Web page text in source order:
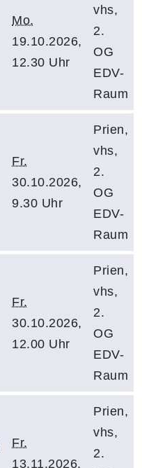
Mo.
19.10.2026,
12.30 Uhr
vhs,
2.
OG
EDV-
Raum
Fr.
30.10.2026,
9.30 Uhr
Prien,
vhs,
2.
OG
EDV-
Raum
Fr.
30.10.2026,
12.00 Uhr
Prien,
vhs,
2.
OG
EDV-
Raum
Fr.
13.11.2026,
Prien,
vhs,
2.